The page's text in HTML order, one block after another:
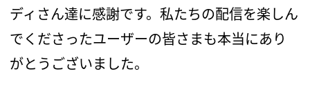
ディさん達に感謝です。私たちの配信を楽しん
でくださったユーザーの皆さまも本当にあり
がとうございました。